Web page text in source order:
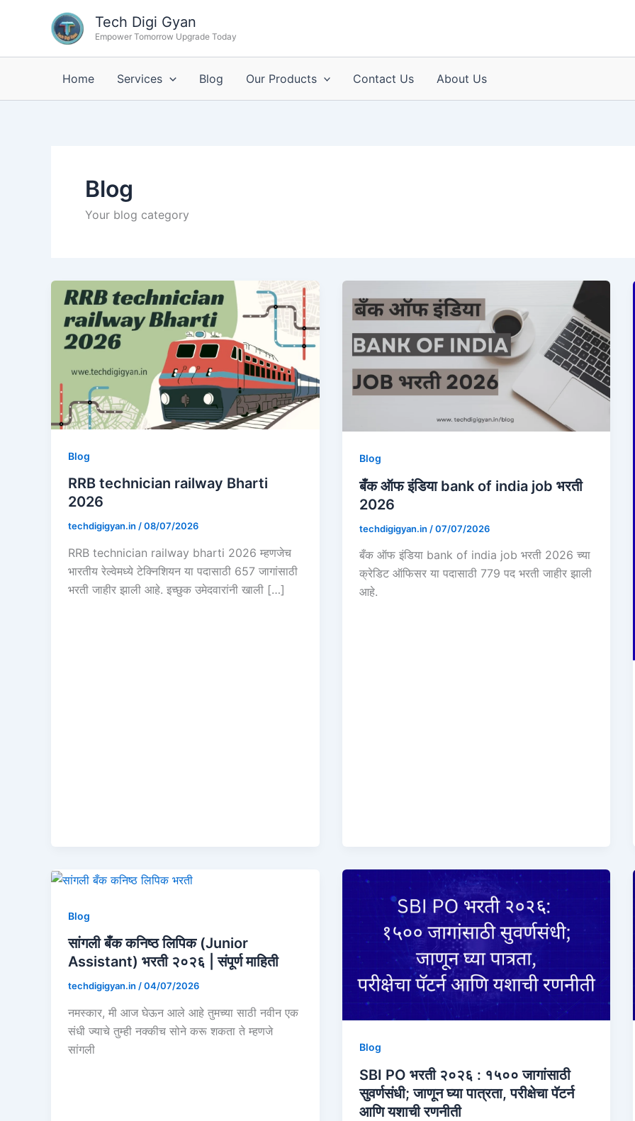
Tech Digi Gyan
Empower Tomorrow Upgrade Today
Home Services Blog Our Products Contact Us About Us
Blog
Your blog category
Blog
RRB technician railway Bharti
2026
techdigigyan.in /08/07/2026
RRB technician railway bharti 2026 म्हणजेच
भारतीय रेल्वेमध्ये टेक्निशियन या पदासाठी 657 जागांसाठी
भरती जाहीर झाली आहे. इच्छुक उमेदवारांनी खाली […]
Blog
बँक ऑफ इंडिया bank of india job भरती
2026
techdigigyan.in /07/07/2026
बँक ऑफ इंडिया bank of india job भरती 2026 च्या
क्रेडिट ऑफिसर या पदासाठी 779 पद भरती जाहीर झाली
आहे.
Blog
सांगली बँक कनिष्ठ लिपिक (Junior
Assistant) भरती २०२६ | संपूर्ण माहिती
techdigigyan.in /04/07/2026
नमस्कार, मी आज घेऊन आले आहे तुमच्या साठी नवीन एक
संधी ज्याचे तुम्ही नक्कीच सोने करू शकता ते म्हणजे
सांगली
Blog
SBI PO भरती २०२६ : १५०० जागांसाठी
सुवर्णसंधी; जाणून घ्या पात्रता, परीक्षेचा पॅटर्न
आणि यशाची रणनीती